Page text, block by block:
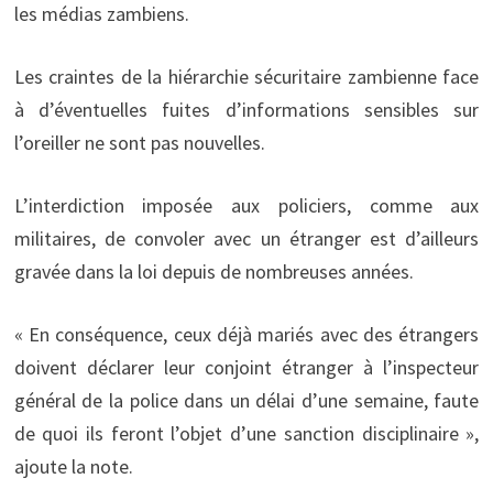
les médias zambiens.
Les craintes de la hiérarchie sécuritaire zambienne face
à d’éventuelles fuites d’informations sensibles sur
l’oreiller ne sont pas nouvelles.
L’interdiction imposée aux policiers, comme aux
militaires, de convoler avec un étranger est d’ailleurs
gravée dans la loi depuis de nombreuses années.
« En conséquence, ceux déjà mariés avec des étrangers
doivent déclarer leur conjoint étranger à l’inspecteur
général de la police dans un délai d’une semaine, faute
de quoi ils feront l’objet d’une sanction disciplinaire »,
ajoute la note.